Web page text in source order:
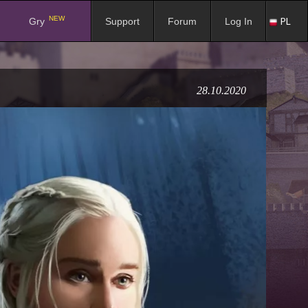
Gry NEW Support Forum Log In PL
28.10.2020